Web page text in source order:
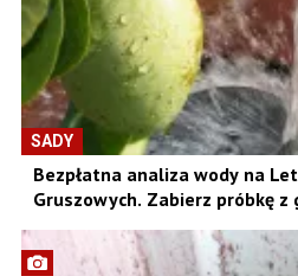
SADY
Bezpłatna analiza wody na
Gruszowych. Zabierz próbkę